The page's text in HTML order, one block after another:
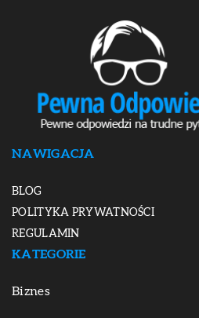
NAWIGACJA
BLOG
POLITYKA PRYWATNOŚCI
REGULAMIN
KATEGORIE
Biznes